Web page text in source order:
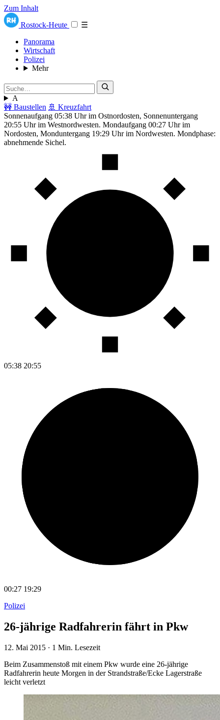
Zum Inhalt
Rostock-Heute
☰
Panorama
Wirtschaft
Polizei
Mehr
A
🚧 Baustellen 🚢 Kreuzfahrt
Sonnenaufgang 05:38 Uhr im Ostnordosten, Sonnenuntergang
20:55 Uhr im Westnordwesten. Mondaufgang 00:27 Uhr im
Nordosten, Monduntergang 19:29 Uhr im Nordwesten. Mondphase:
abnehmende Sichel.
05:38 20:55
00:27 19:29
Polizei
26-jährige Radfahrerin fährt in Pkw
12. Mai 2015 · 1 Min. Lesezeit
Beim Zusammenstoß mit einem Pkw wurde eine 26-jährige
Radfahrerin heute Morgen in der Strandstraße/Ecke Lagerstraße
leicht verletzt